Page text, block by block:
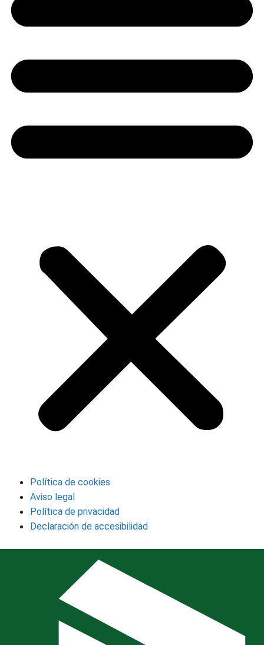
Política de cookies
Aviso legal
Política de privacidad
Declaración de accesibilidad